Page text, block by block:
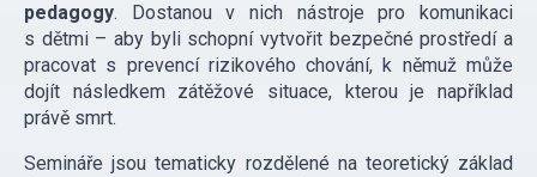
pedagogy. Dostanou v nich nástroje pro komunikaci
s dětmi – aby byli schopní vytvořit bezpečné prostředí a
pracovat s prevencí rizikového chování, k němuž může
dojít následkem zátěžové situace, kterou je například
právě smrt.
Semináře jsou tematicky rozdělené na teoretický základ